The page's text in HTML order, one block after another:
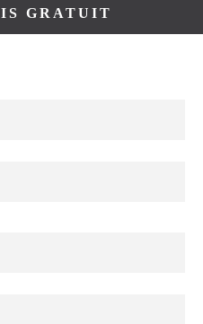
GRATUIT